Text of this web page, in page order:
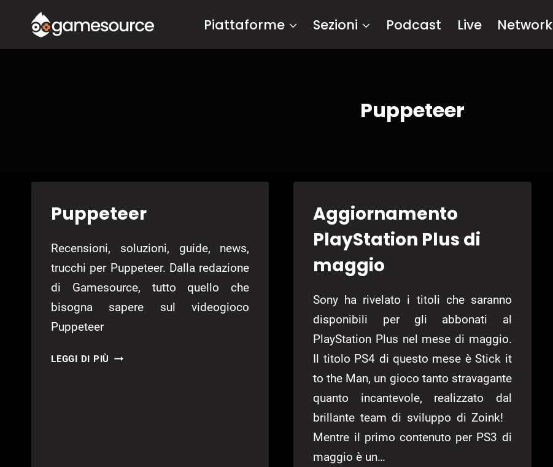
contenuto
Piattaforme Sezioni Podcast Live Network
Puppeteer
Puppeteer
Recensioni, soluzioni, guide, news,
trucchi per Puppeteer. Dalla redazione
di Gamesource, tutto quello che
bisogna sapere sul videogioco
Puppeteer
LEGGI DI PIÙ PUPPETEER
Aggiornamento
PlayStation Plus di
maggio
Sony ha rivelato i titoli che saranno
disponibili per gli abbonati al
PlayStation Plus nel mese di maggio.
Il titolo PS4 di questo mese è Stick it
to the Man, un gioco tanto stravagante
quanto incantevole, realizzato dal
brillante team di sviluppo di Zoink!
Mentre il primo contenuto per PS3 di
maggio è un…